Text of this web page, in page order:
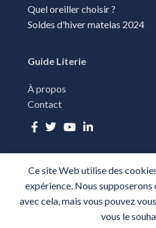
Quel oreiller choisir ?
Soldes d'hiver matelas 2024
Guide Literie
À propos
Contact
MENTIONS LÉGALES -CGU-
Ce site Web utilise des
expérience. Nous
avec cela, mais vous pouvez
vous le